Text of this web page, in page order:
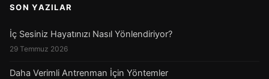
SON YAZILAR
İç Sesiniz Hayatınızı Nasıl Yönlendiriyor?
29 Temmuz 2026
Daha Verimli Antrenman İçin Yöntemler